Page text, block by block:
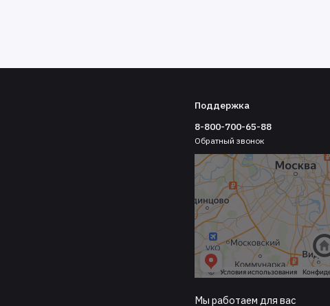
Поддержка
8-800-700-65-88
Обратный звонок
Мы работаем для вас